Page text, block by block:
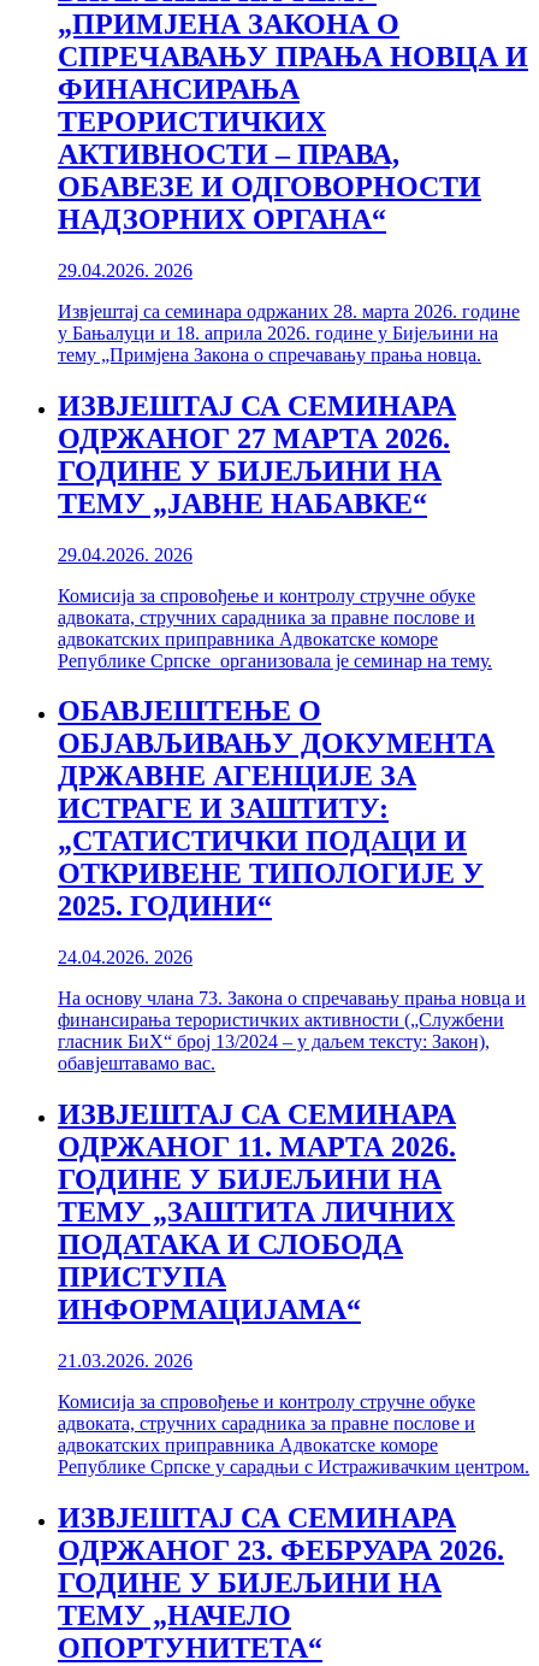
„ПРИМЈЕНА ЗАКОНА О
СПРЕЧАВАЊУ ПРАЊА НОВЦА И
ФИНАНСИРАЊА
ТЕРОРИСТИЧКИХ
АКТИВНОСТИ – ПРАВА,
ОБАВЕЗЕ И ОДГОВОРНОСТИ
НАДЗОРНИХ ОРГАНА“
29.04.2026. 2026
Извјештај са семинара одржаних 28. марта 2026. године
у Бањалуци и 18. априла 2026. године у Бијељини на
тему „Примјена Закона о спречавању прања новца.
ИЗВЈЕШТАЈ СА СЕМИНАРА
ОДРЖАНОГ 27 МАРТА 2026.
ГОДИНЕ У БИЈЕЉИНИ НА
ТЕМУ „ЈАВНЕ НАБАВКЕ“
29.04.2026. 2026
Комисија за спровођење и контролу стручне обуке
aдвоката, стручних сарадника за правне послове и
aдвокатских приправника Адвокатске коморе
Републике Српске организовала је семинар на тему.
ОБАВЈЕШТЕЊЕ О
ОБЈАВЉИВАЊУ ДОКУМЕНТА
ДРЖАВНЕ АГЕНЦИЈЕ ЗА
ИСТРАГЕ И ЗАШТИТУ:
„СТАТИСТИЧКИ ПОДАЦИ И
ОТКРИВЕНЕ ТИПОЛОГИЈЕ У
2025. ГОДИНИ“
24.04.2026. 2026
На основу члана 73. Закона о спречавању прања новца и
финансирања терористичких активности („Службени
гласник БиХ“ број 13/2024 – у даљем тексту: Закон),
обавјештавамо вас.
ИЗВЈЕШТАЈ СА СЕМИНАРА
ОДРЖАНОГ 11. МАРТА 2026.
ГОДИНЕ У БИЈЕЉИНИ НА
ТЕМУ „ЗАШТИТА ЛИЧНИХ
ПОДАТАКА И СЛОБОДА
ПРИСТУПА
ИНФОРМАЦИЈАМА“
21.03.2026. 2026
Комисија за спровођење и контролу стручне обуке
aдвоката, стручних сарадника за правне послове и
aдвокатских приправника Адвокатске коморе
Републике Српске у сарадњи с Истраживачким центром.
ИЗВЈЕШТАЈ СА СЕМИНАРА
ОДРЖАНОГ 23. ФЕБРУАРА 2026.
ГОДИНЕ У БИЈЕЉИНИ НА
ТЕМУ „НАЧЕЛО
ОПОРТУНИТЕТА“